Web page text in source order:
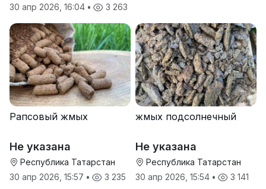
30 апр 2026, 16:04 • 3 263
Рапсовый жмых
Не указана
Республика Татарстан
30 апр 2026, 15:57 • 3 235
жмых подсолнечный
Не указана
Республика Татарстан
30 апр 2026, 15:54 • 3 141